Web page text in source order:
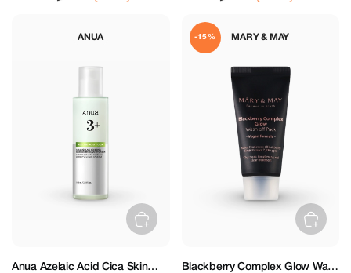
ANUA
Anua Azelaic Acid Cica Skin
MARY & MAY
-15%
Blackberry Complex Glow Wash